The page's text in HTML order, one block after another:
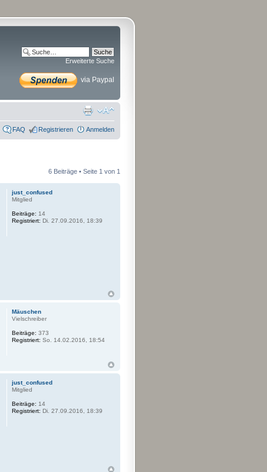
Erweiterte Suche
via Paypal
FAQ Registrieren Anmelden
6 Beiträge • Seite 1 von 1
just_confused
Mitglied
Beiträge: 14
Registriert: Di. 27.09.2016, 18:39
Mäuschen
Vielschreiber
Beiträge: 373
Registriert: So. 14.02.2016, 18:54
just_confused
Mitglied
Beiträge: 14
Registriert: Di. 27.09.2016, 18:39